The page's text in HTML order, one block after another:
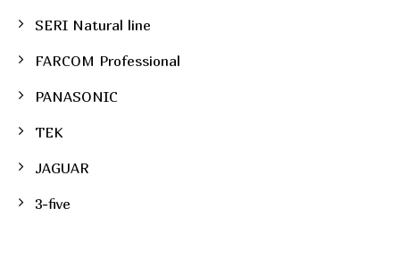
SERI Natural line
FARCOM Professional
PANASONIC
TEK
JAGUAR
3-five